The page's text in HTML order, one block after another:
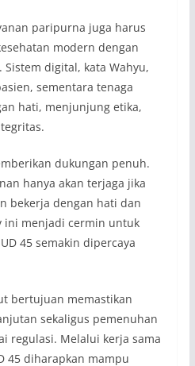
paripurna juga harus
modern dengan
digital, kata Wahyu,
sementara tenaga
hati, menjunjung etika,
dukungan penuh.
hanya akan terjaga jika
bekerja dengan hati dan
ini menjadi cermin untuk
45 semakin dipercaya
bertujuan memastikan
sekaligus pemenuhan
regulasi. Melalui kerja sama
45 diharapkan mampu